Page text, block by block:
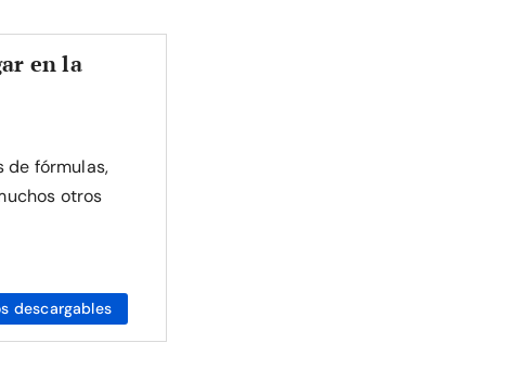
en la
de fórmulas,
otros
descargables